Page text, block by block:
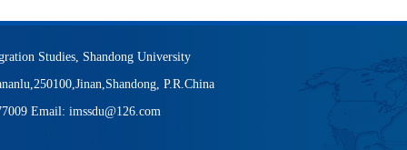
Studies, Shandong University
P.R.China
Email: imssdu@126.com